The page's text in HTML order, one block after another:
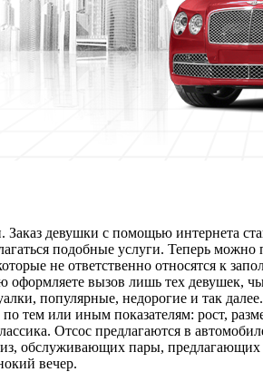
девушки с помощью интернета
подобные услуги. Теперь
не ответственно относятся к
оформляете вызов лишь тех девушек,
популярные, недорогие и так
тем или иным показателям: рост,
Отсос предлагаются в
обслуживающих пары,
вечер.